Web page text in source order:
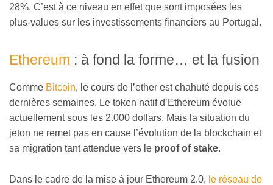
28%. C’est à ce niveau en effet que sont imposées les
plus-values sur les investissements financiers au Portugal.
Ethereum : à fond la forme… et la fusion
Comme Bitcoin, le cours de l’ether est chahuté depuis ces
dernières semaines. Le token natif d’Ethereum évolue
actuellement sous les 2.000 dollars. Mais la situation du
jeton ne remet pas en cause l’évolution de la blockchain et
sa migration tant attendue vers le proof of stake.
Dans le cadre de la mise à jour Ethereum 2.0, le réseau de